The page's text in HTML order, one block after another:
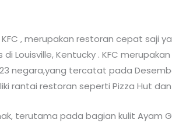
, merupakan restoran cepat saji
Louisville, Kentucky . KFC
negara,yang tercatat pada
rantai restoran seperti Pizza Hut dan
terutama pada bagian kulit Ayam